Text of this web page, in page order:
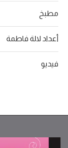
مطبخ
أعداد لالة فاطمة
فيديو